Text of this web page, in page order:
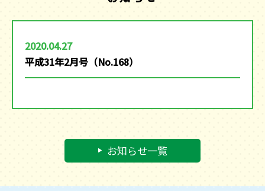
2020.04.27
平成31年2月号（No.168）
お知らせ一覧